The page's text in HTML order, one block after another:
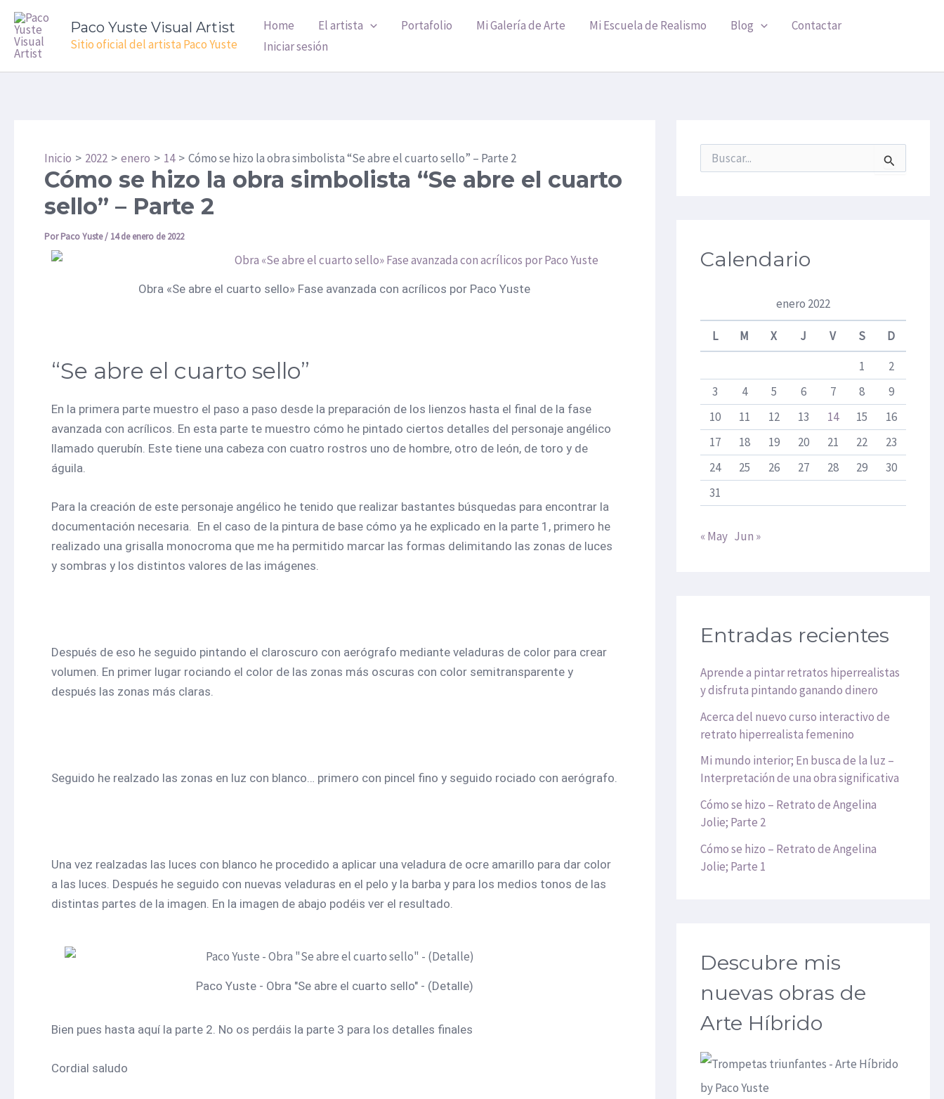
contenido
Paco Yuste Visual Artist
Sitio oficial del artista Paco Yuste
Home El artista Portafolio Mi Galería de Arte Mi Escuela de Realismo Blog
Contactar
Iniciar sesión
Inicio 2022 enero 14 Cómo se hizo la obra simbolista “Se abre el cuarto sello” – Parte 2
Cómo se hizo la obra simbolista “Se abre el cuarto
sello” – Parte 2
PorPaco Yuste/ 14 de enero de 2022
Obra «Se abre el cuarto sello» Fase avanzada con acrílicos por Paco Yuste
“Se abre el cuarto sello”
En la primera parte muestro el paso a paso desde la preparación de los lienzos hasta el final de la fase
avanzada con acrílicos. En esta parte te muestro cómo he pintado ciertos detalles del personaje angélico
llamado querubín. Este tiene una cabeza con cuatro rostros uno de hombre, otro de león, de toro y de
águila.
Para la creación de este personaje angélico he tenido que realizar bastantes búsquedas para encontrar la
documentación necesaria. En el caso de la pintura de base cómo ya he explicado en la parte 1, primero he
realizado una grisalla monocroma que me ha permitido marcar las formas delimitando las zonas de luces
y sombras y los distintos valores de las imágenes.
Después de eso he seguido pintando el claroscuro con aerógrafo mediante veladuras de color para crear
volumen. En primer lugar rociando el color de las zonas más oscuras con color semitransparente y
después las zonas más claras.
Seguido he realzado las zonas en luz con blanco… primero con pincel fino y seguido rociado con aerógrafo.
Una vez realzadas las luces con blanco he procedido a aplicar una veladura de ocre amarillo para dar color
a las luces. Después he seguido con nuevas veladuras en el pelo y la barba y para los medios tonos de las
distintas partes de la imagen. En la imagen de abajo podéis ver el resultado.
Paco Yuste - Obra "Se abre el cuarto sello" - (Detalle)
Bien pues hasta aquí la parte 2. No os perdáis la parte 3 para los detalles finales
Cordial saludo
Navegación
de
entradas
u
o
Calendario
enero 2022
L M X J V S
D
1
2
3
4 5 6 7 8
9
10
11 12 13 14 15
16
17
18 19 20 21 22
23
24
25 26 27 28 29
30
31
« May Jun »
Entradas recientes
Aprende a pintar retratos hiperrealistas
y disfruta pintando ganando dinero
Acerca del nuevo curso interactivo de
retrato hiperrealista femenino
Mi mundo interior; En busca de la luz –
Interpretación de una obra significativa
Cómo se hizo – Retrato de Angelina
Jolie; Parte 2
Cómo se hizo – Retrato de Angelina
Jolie; Parte 1
Descubre mis
nuevas obras de
Arte Híbrido